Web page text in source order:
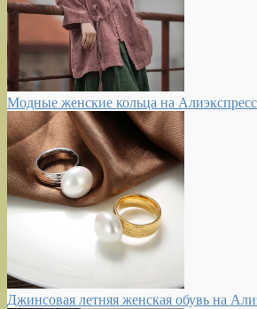
Модные женские кольца на Алиэкспресс
Джинсовая летняя женская обувь на